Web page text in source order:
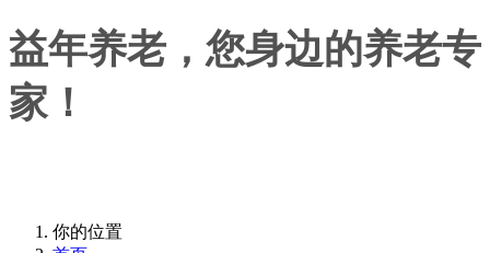
益年养老，您身边的养老专
家！
你的位置